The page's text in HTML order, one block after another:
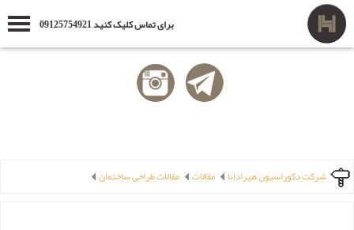
برای تماس کلیک کنید 09125754921
شرکت دکوراسیون هیرادانا مقالات مقالات طراحی ساختمان